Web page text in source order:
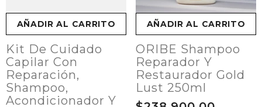
AÑADIR AL CARRITO
Kit De Cuidado
Capilar Con
Reparación,
Shampoo,
Acondicionador Y
AÑADIR AL CARRITO
ORIBE Shampoo
Reparador Y
Restaurador Gold
Lust 250ml